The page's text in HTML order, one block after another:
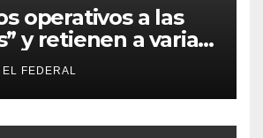
operativos a las
y retienen a varias
FEDERAL